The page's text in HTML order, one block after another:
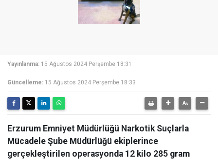
Yayınlanma: 15 Ağustos 2024 Perşembe 18:31
Güncelleme: 15 Ağustos 2024 Perşembe 18:33
Erzurum Emniyet Müdürlüğü Narkotik Suçlarla
Mücadele Şube Müdürlüğü ekiplerince
gerçekleştirilen operasyonda 12 kilo 285 gram